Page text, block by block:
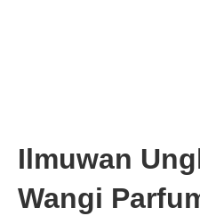
Ilmuwan
Wangi